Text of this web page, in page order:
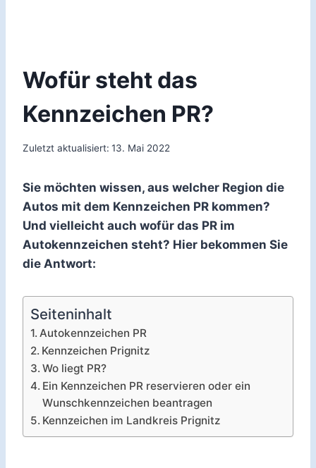
Wofür steht das
Kennzeichen PR?
Zuletzt aktualisiert: 13. Mai 2022
Sie möchten wissen, aus welcher Region die
Autos mit dem Kennzeichen PR kommen?
Und vielleicht auch wofür das PR im
Autokennzeichen steht? Hier bekommen Sie
die Antwort:
Seiteninhalt
Autokennzeichen PR
Kennzeichen Prignitz
Wo liegt PR?
Ein Kennzeichen PR reservieren oder ein
Wunschkennzeichen beantragen
Kennzeichen im Landkreis Prignitz